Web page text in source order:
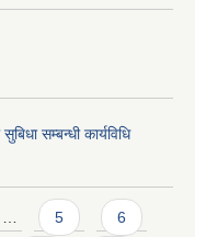
सम्बन्धी कार्यविधि
… 5 6